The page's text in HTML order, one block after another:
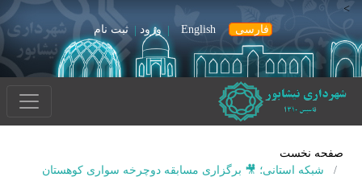
>
فارسی
English ورود ثبت نام
صفحه نخست
شبکه استانی؛ 🎥 برگزاری مسابقه دوچرخه سواری کوهستان